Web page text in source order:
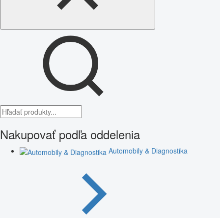
Nakupovať podľa oddelenia
Automobily & Diagnostika